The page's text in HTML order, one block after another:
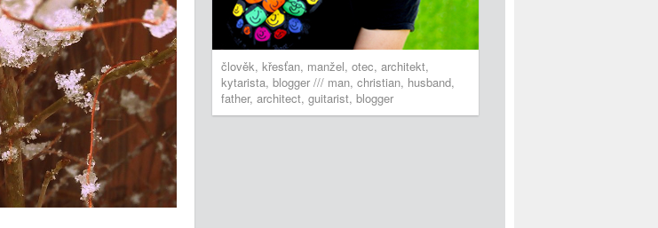
člověk, křesťan, manžel, otec, architekt,
kytarista, blogger /// man, christian, husband,
father, architect, guitarist, blogger